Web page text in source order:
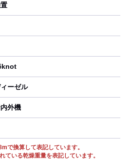
ーゼル
外機
で換算して表記しています。
ている乾燥重量を表記しています。